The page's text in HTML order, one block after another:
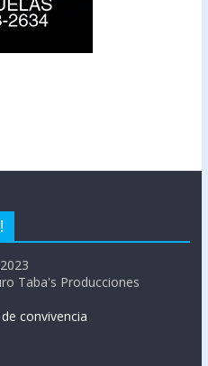
Taba's Producciones
convivencia